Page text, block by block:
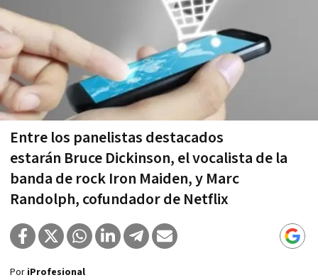
Entre los panelistas destacados
estarán Bruce Dickinson, el vocalista de la
banda de rock Iron Maiden, y Marc
Randolph, cofundador de Netflix
Por iProfesional